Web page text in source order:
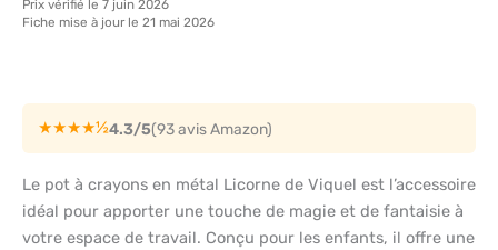
Prix vérifié le 7 juin 2026
Fiche mise à jour le 21 mai 2026
★★★★½4.3/5(93 avis Amazon)
Le pot à crayons en métal Licorne de Viquel est l’accessoire
idéal pour apporter une touche de magie et de fantaisie à
votre espace de travail. Conçu pour les enfants, il offre une